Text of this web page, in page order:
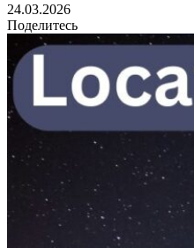
24.03.2026
Поделитесь